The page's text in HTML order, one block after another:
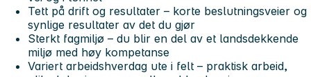
Tett på drift og resultater – korte beslutningsveier og
synlige resultater av det du gjør
Sterkt fagmiljø – du blir en del av et landsdekkende
miljø med høy kompetanse
Variert arbeidshverdag ute i felt – praktisk arbeid,